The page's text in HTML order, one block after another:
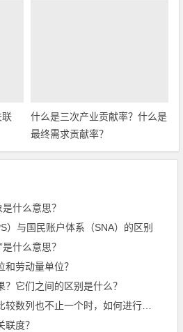
联
什么是三次产业贡献率？什么是
最终需求贡献率？
什么意思？
）与国民账户体系（SNA）的区别
什么意思？
劳动量单位？
它们之间的区别是什么？
度？